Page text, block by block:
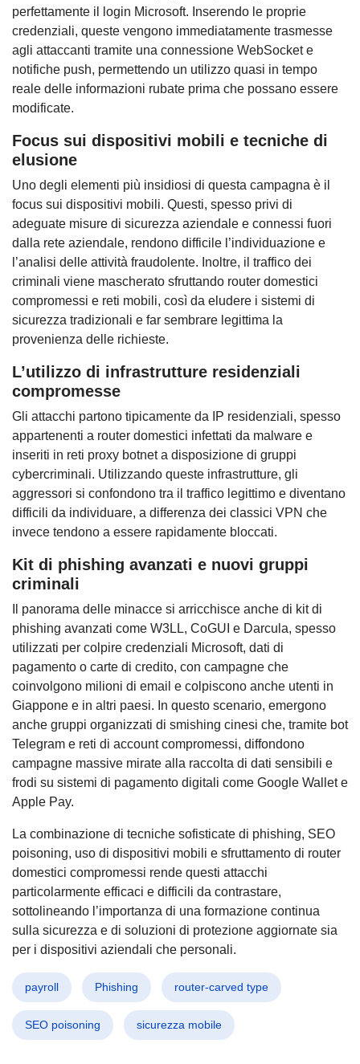
perfettamente il login Microsoft. Inserendo le proprie
credenziali, queste vengono immediatamente trasmesse
agli attaccanti tramite una connessione WebSocket e
notifiche push, permettendo un utilizzo quasi in tempo
reale delle informazioni rubate prima che possano essere
modificate.
Focus sui dispositivi mobili e tecniche di
elusione
Uno degli elementi più insidiosi di questa campagna è il
focus sui dispositivi mobili. Questi, spesso privi di
adeguate misure di sicurezza aziendale e connessi fuori
dalla rete aziendale, rendono difficile l’individuazione e
l’analisi delle attività fraudolente. Inoltre, il traffico dei
criminali viene mascherato sfruttando router domestici
compromessi e reti mobili, così da eludere i sistemi di
sicurezza tradizionali e far sembrare legittima la
provenienza delle richieste.
L’utilizzo di infrastrutture residenziali
compromesse
Gli attacchi partono tipicamente da IP residenziali, spesso
appartenenti a router domestici infettati da malware e
inseriti in reti proxy botnet a disposizione di gruppi
cybercriminali. Utilizzando queste infrastrutture, gli
aggressori si confondono tra il traffico legittimo e diventano
difficili da individuare, a differenza dei classici VPN che
invece tendono a essere rapidamente bloccati.
Kit di phishing avanzati e nuovi gruppi
criminali
Il panorama delle minacce si arricchisce anche di kit di
phishing avanzati come W3LL, CoGUI e Darcula, spesso
utilizzati per colpire credenziali Microsoft, dati di
pagamento o carte di credito, con campagne che
coinvolgono milioni di email e colpiscono anche utenti in
Giappone e in altri paesi. In questo scenario, emergono
anche gruppi organizzati di smishing cinesi che, tramite bot
Telegram e reti di account compromessi, diffondono
campagne massive mirate alla raccolta di dati sensibili e
frodi su sistemi di pagamento digitali come Google Wallet e
Apple Pay.
La combinazione di tecniche sofisticate di phishing, SEO
poisoning, uso di dispositivi mobili e sfruttamento di router
domestici compromessi rende questi attacchi
particolarmente efficaci e difficili da contrastare,
sottolineando l’importanza di una formazione continua
sulla sicurezza e di soluzioni di protezione aggiornate sia
per i dispositivi aziendali che personali.
payroll Phishing router-carved type
SEO poisoning sicurezza mobile